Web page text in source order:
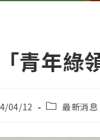
青年
04/12
Post最新消